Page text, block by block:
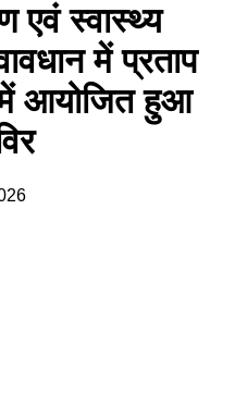
एवं स्वास्थ्य
में प्रताप
में आयोजित हुआ